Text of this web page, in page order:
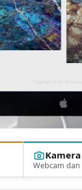
Kamera
Webcam